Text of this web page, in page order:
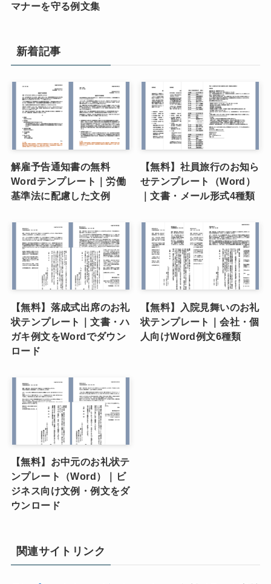
マナーを守る例文集
新着記事
解雇予告通知書の無料
Wordテンプレート｜労働
基準法に配慮した文例
【無料】社員旅行のお知ら
せテンプレート（Word）
｜文書・メール形式4種類
【無料】落成式出席のお礼
状テンプレート｜文書・ハ
ガキ例文をWordでダウン
ロード
【無料】入院見舞いのお礼
状テンプレート｜会社・個
人向けWord例文6種類
【無料】お中元のお礼状テ
ンプレート（Word）｜ビ
ジネス向け文例・例文をダ
ウンロード
関連サイトリンク